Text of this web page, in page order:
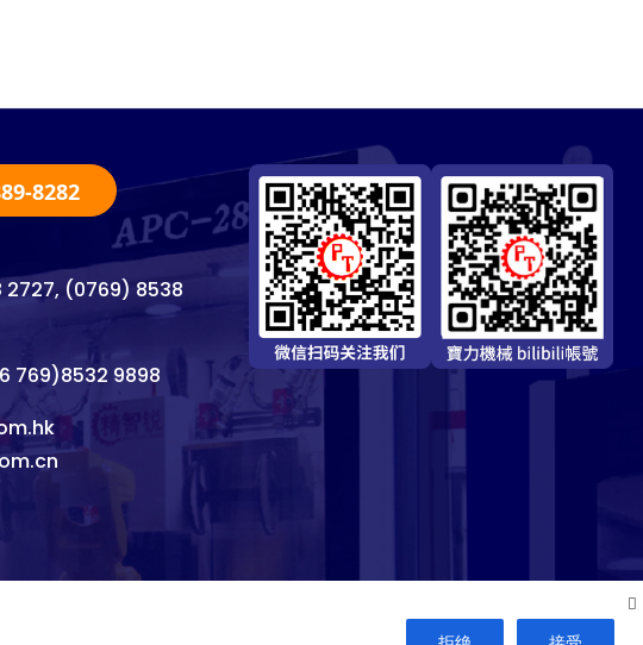
8282
(0769) 8538
769)8532 9898